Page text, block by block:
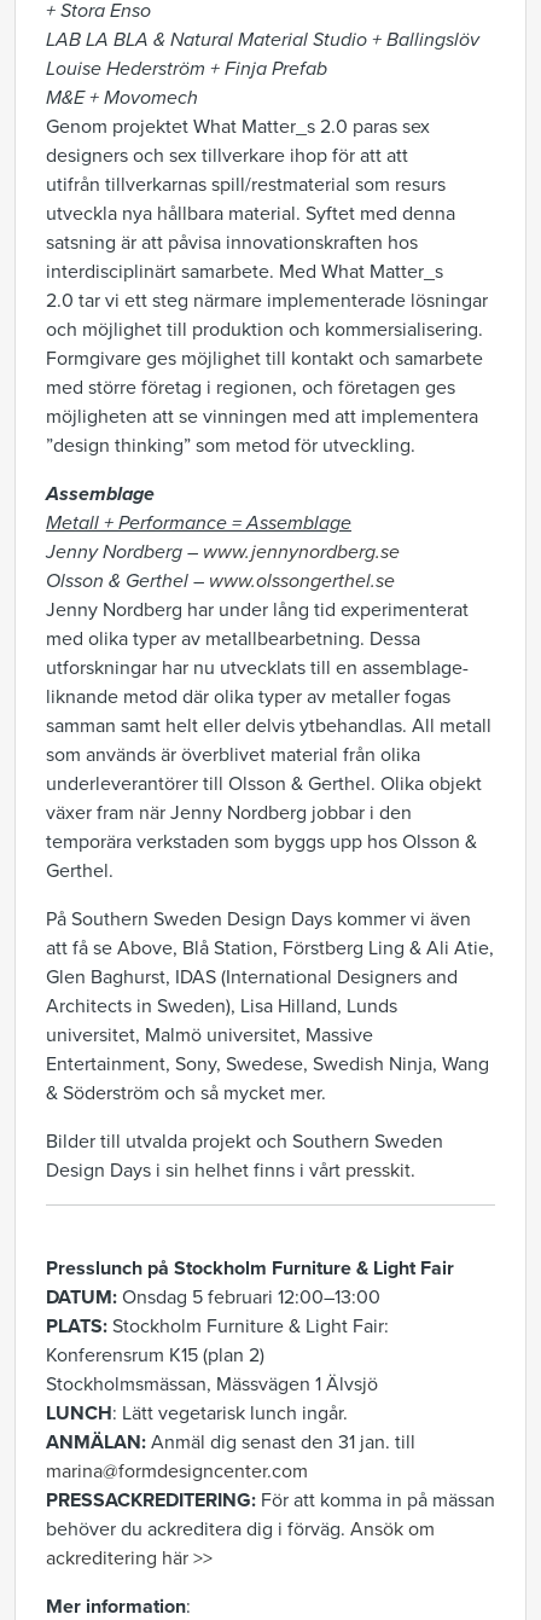
+ Stora Enso
LAB LA BLA & Natural Material Studio + Ballingslöv
Louise Hederström + Finja Prefab
M&E + Movomech
Genom projektet What Matter_s 2.0 paras sex
designers och sex tillverkare ihop för att att
utifrån tillverkarnas spill/restmaterial som resurs
utveckla nya hållbara material. Syftet med denna
satsning är att påvisa innovationskraften hos
interdisciplinärt samarbete. Med What Matter_s
2.0 tar vi ett steg närmare implementerade lösningar
och möjlighet till produktion och kommersialisering.
Formgivare ges möjlighet till kontakt och samarbete
med större företag i regionen, och företagen ges
möjligheten att se vinningen med att implementera
”design thinking” som metod för utveckling.
Assemblage
Metall + Performance = Assemblage
Jenny Nordberg – www.jennynordberg.se
Olsson & Gerthel – www.olssongerthel.se
Jenny Nordberg har under lång tid experimenterat
med olika typer av metallbearbetning. Dessa
utforskningar har nu utvecklats till en assemblage-
liknande metod där olika typer av metaller fogas
samman samt helt eller delvis ytbehandlas. All metall
som används är överblivet material från olika
underleverantörer till Olsson & Gerthel. Olika objekt
växer fram när Jenny Nordberg jobbar i den
temporära verkstaden som byggs upp hos Olsson &
Gerthel.
På Southern Sweden Design Days kommer vi även
att få se Above, Blå Station, Förstberg Ling & Ali Atie,
Glen Baghurst, IDAS (International Designers and
Architects in Sweden), Lisa Hilland, Lunds
universitet, Malmö universitet, Massive
Entertainment, Sony, Swedese, Swedish Ninja, Wang
& Söderström och så mycket mer.
Bilder till utvalda projekt och Southern Sweden
Design Days i sin helhet finns i vårt presskit.
Presslunch på Stockholm Furniture & Light Fair
DATUM: Onsdag 5 februari 12:00–13:00
PLATS: Stockholm Furniture & Light Fair:
Konferensrum K15 (plan 2)
Stockholmsmässan, Mässvägen 1 Älvsjö
LUNCH: Lätt vegetarisk lunch ingår.
ANMÄLAN: Anmäl dig senast den 31 jan. till
marina@formdesigncenter.com
PRESSACKREDITERING: För att komma in på mässan
behöver du ackreditera dig i förväg. Ansök om
ackreditering här >>
Mer information: